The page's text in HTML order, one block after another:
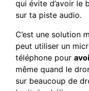
qui évite d’avoir le
sur ta piste audio.
C’est une solution
peut utiliser un
téléphone pour
même quand le
sur beaucoup de